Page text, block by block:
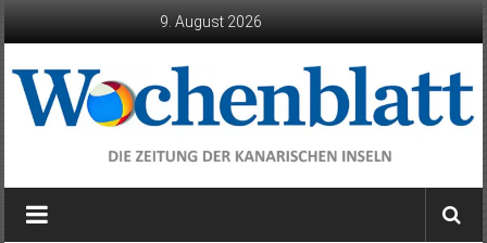
9. August 2026
Wochenblatt
die